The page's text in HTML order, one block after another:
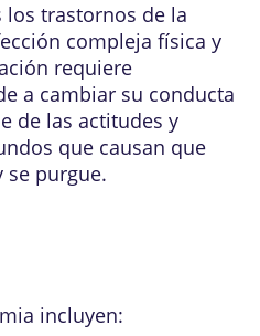
trastornos de la
compleja física y
requiere
a cambiar su conducta
de las actitudes y
que causan que
se purgue.
incluyen: